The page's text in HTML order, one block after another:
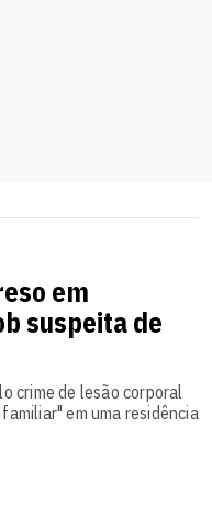
em
suspeita de
crime de lesão corporal
em uma residência